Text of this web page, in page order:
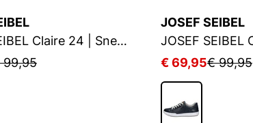
JOSEF SEIBEL Claire 24 | Sneaker für Damen | Schwarz
99,95
JOSEF SEIBEL
€ 69,95€ 99,95